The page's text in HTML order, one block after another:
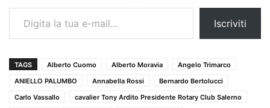
Digita la tua e-mail...
Iscriviti
TAGS Alberto Cuomo Alberto Moravia
Angelo Trimarco
ANIELLO PALUMBO
Annabella Rossi
Bernardo Bertolucci
Carlo Vassallo
cavalier Tony Ardito Presidente Rotary Club Salerno